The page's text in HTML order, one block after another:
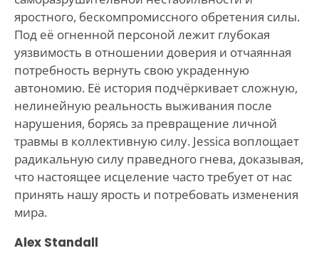
яростного, бескомпромиссного обретения силы.
Под её огненной персоной лежит глубокая
уязвимость в отношении доверия и отчаянная
потребность вернуть свою украденную
автономию. Её история подчёркивает сложную,
нелинейную реальность выживания после
нарушения, борясь за превращение личной
травмы в коллективную силу. Jessica воплощает
радикальную силу праведного гнева, доказывая,
что настоящее исцеление часто требует от нас
принять нашу ярость и потребовать изменения
мира.
Alex Standall